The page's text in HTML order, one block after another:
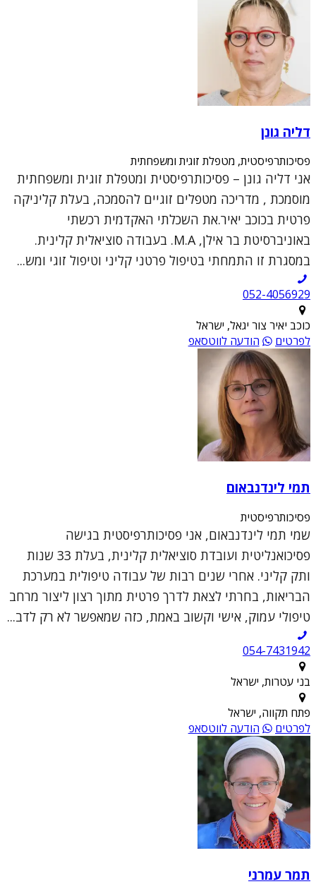
דליה גונן
פסיכותרפיסטית, מטפלת זוגית ומשפחתית
אני דליה גונן – פסיכותרפיסטית ומטפלת זוגית ומשפחתית
מוסמכת , מדריכה מטפלים זוגיים להסמכה, בעלת קליניקה
פרטית בכוכב יאיר.את השכלתי האקדמית רכשתי
באוניברסיטת בר אילן, M.A. בעבודה סוציאלית קלינית.
במסגרת זו התמחתי בטיפול פרטני קליני וטיפול זוגי ומש...
052-4056929
כוכב יאיר צור יגאל, ישראל
לפרטים
הודעה לווטסאפ
תמי לינדנבאום
פסיכותרפיסטית
שמי תמי לינדנבאום, אני פסיכותרפיסטית בגישה
פסיכואנליטית ועובדת סוציאלית קלינית, בעלת 33 שנות
ותק קליני. אחרי שנים רבות של עבודה טיפולית במערכת
הבריאות, בחרתי לצאת לדרך פרטית מתוך רצון ליצור מרחב
טיפולי עמוק, אישי וקשוב באמת, כזה שמאפשר לא רק לדב...
054-7431942
בני עטרות, ישראל
פתח תקווה, ישראל
לפרטים
הודעה לווטסאפ
תמר עמרני